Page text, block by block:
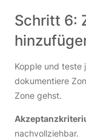
Schritt 6:
Kopple und teste
dokumentiere
Zone gehst.
nachvollziehbar.